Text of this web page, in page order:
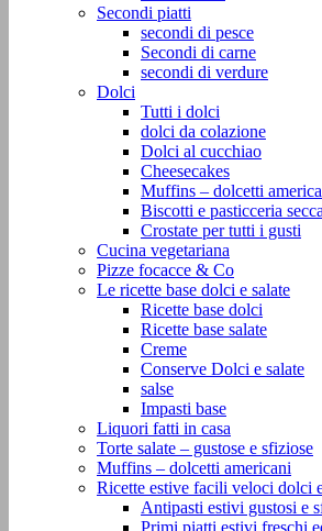
Secondi piatti
secondi di pesce
Secondi di carne
secondi di verdure
Dolci
Tutti i dolci
dolci da colazione
Dolci al cucchiao
Cheesecakes
Muffins – dolcetti
Biscotti e pasticceria secca
Crostate per tutti i gusti
Cucina vegetariana
Pizze focacce & Co
Le ricette base dolci e salate
Ricette base dolci
Ricette base salate
Creme
Conserve Dolci e salate
salse
Impasti base
Liquori fatti in casa
Torte salate – gustose e sfiziose
Muffins – dolcetti americani
Ricette estive facili veloci dolci
Antipasti estivi gustosi e
Primi piatti estivi freschi